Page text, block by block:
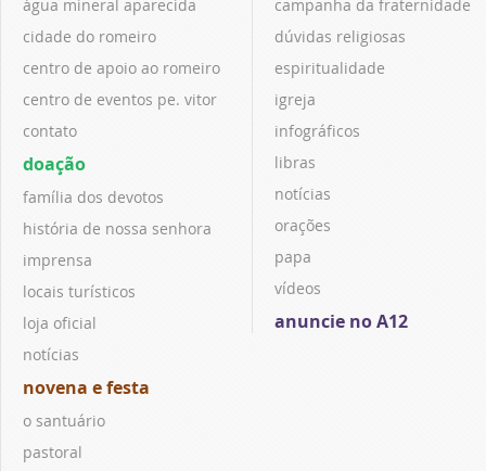
água mineral aparecida
cidade do romeiro
centro de apoio ao romeiro
centro de eventos pe. vitor
contato
doação
família dos devotos
história de nossa senhora
imprensa
locais turísticos
loja oficial
notícias
novena e festa
o santuário
pastoral
campanha da fraternidade
dúvidas religiosas
espiritualidade
igreja
infográficos
libras
notícias
orações
papa
vídeos
anuncie no A12